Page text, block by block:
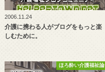
2006.11.24
介護に携わる人がブログをもっと楽
しむために。
ほろ酔い介護福祉論